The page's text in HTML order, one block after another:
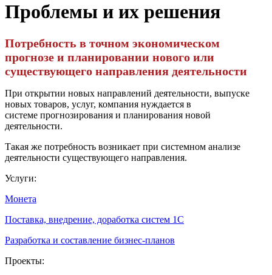
Проблемы и их решения
Потребность в точном экономическом
прогнозе и планировании нового или
существующего направления деятельности
При открытии новых направлений деятельности, выпуске
новых товаров, услуг, компания нуждается в
системе прогнозирования и планирования новой
деятельности.
Такая же потребность возникает при системном анализе
деятельности существующего направления.
Услуги:
Монета
Поставка, внедрение, доработка систем 1С
Разработка и составление бизнес-планов
Проекты: